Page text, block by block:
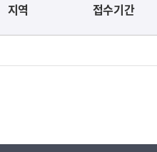
지역 접수기간